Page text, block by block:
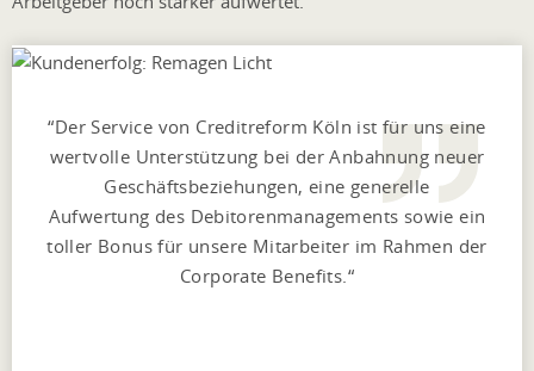
Der Service von Creditreform Köln ist für uns eine
wertvolle Unterstützung bei der Anbahnung neuer
Geschäftsbeziehungen, eine generelle
Aufwertung des Debitorenmanagements sowie ein
toller Bonus für unsere Mitarbeiter im Rahmen der
Corporate Benefits.